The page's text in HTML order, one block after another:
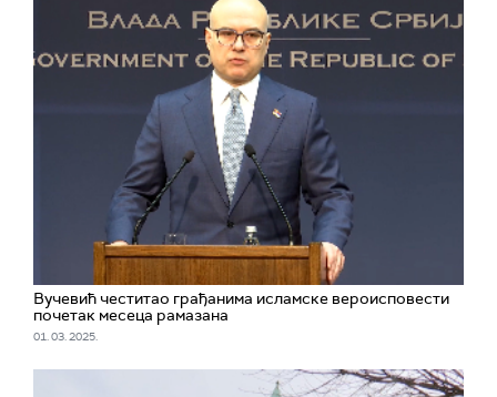
Вучевић честитао грађанима исламске вероисповести
почетак месеца рамазана
01. 03. 2025.